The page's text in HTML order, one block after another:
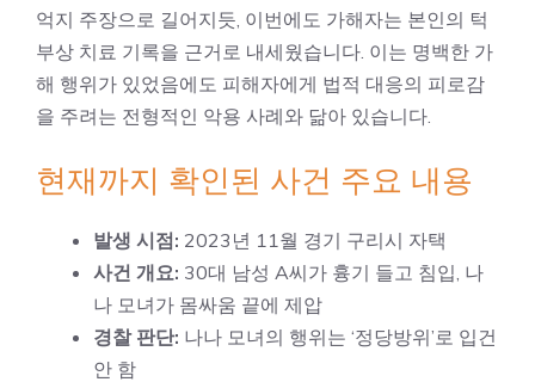
억지 주장으로 길어지듯, 이번에도 가해자는 본인의 턱
부상 치료 기록을 근거로 내세웠습니다. 이는 명백한 가
해 행위가 있었음에도 피해자에게 법적 대응의 피로감
을 주려는 전형적인 악용 사례와 닮아 있습니다.
현재까지 확인된 사건 주요 내용
발생 시점: 2023년 11월 경기 구리시 자택
사건 개요: 30대 남성 A씨가 흉기 들고 침입, 나
나 모녀가 몸싸움 끝에 제압
경찰 판단: 나나 모녀의 행위는 ‘정당방위’로 입건
안 함